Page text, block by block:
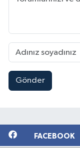
Gönder
FACEBOOK